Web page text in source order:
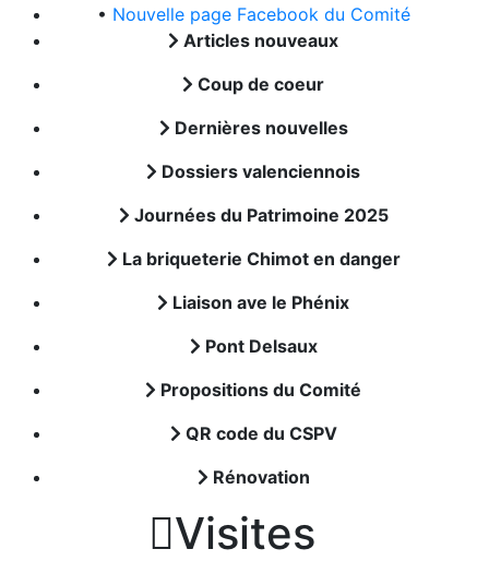
• Nouvelle page Facebook du Comité
Articles nouveaux
Coup de coeur
Dernières nouvelles
Dossiers valenciennois
Journées du Patrimoine 2025
La briqueterie Chimot en danger
Liaison ave le Phénix
Pont Delsaux
Propositions du Comité
QR code du CSPV
Rénovation
Visites